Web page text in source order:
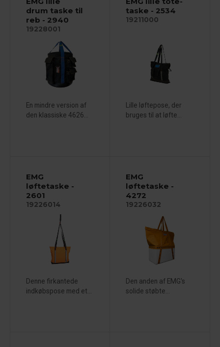
drum taske til
reb - 2940
19228001
En mindre version af
den klassiske 4626...
taske - 2534
19211000
Lille løftepose, der
bruges til at løfte...
EMG
løftetaske -
2601
19226014
Denne firkantede
indkøbspose med et...
EMG
løftetaske -
4272
19226032
Den anden af EMG's
solide støbte...